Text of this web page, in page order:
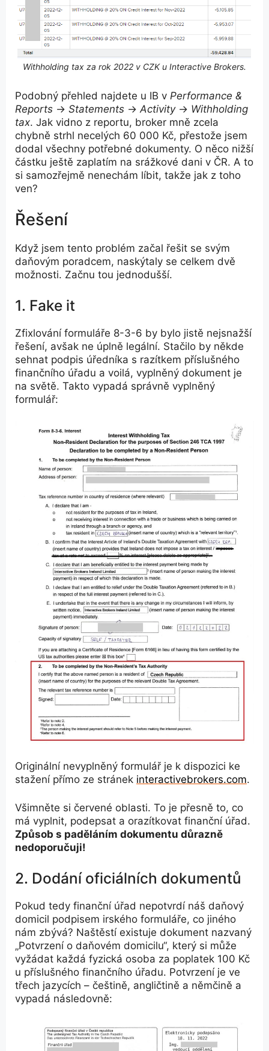
Withholding tax za rok 2022 v CZK u Interactive Brokers.
Podobný přehled najdete u IB v Performance &
Reports → Statements → Activity→ Withholding
tax. Jak vidno z reportu, broker mně zcela
chybně strhl necelých 60 000 Kč, přestože jsem
dodal všechny potřebné dokumenty. O něco nižší
částku ještě zaplatím na srážkové dani v ČR. A to
si samozřejmě nenechám líbit, takže jak z toho
ven?
Řešení
Když jsem tento problém začal řešit se svým
daňovým poradcem, naskýtaly se celkem dvě
možnosti. Začnu tou jednodušší.
1. Fake it
Zfixlování formuláře 8-3-6 by bylo jistě nejsnažší
řešení, avšak ne úplně legální. Stačilo by někde
sehnat podpis úředníka s razítkem příslušného
finančního úřadu a voilá, vyplněný dokument je
na světě. Takto vypadá správně vyplněný
formulář:
Originální nevyplněný formulář je k dispozici ke
stažení přímo ze stránek interactivebrokers.com.
Všimněte si červené oblasti. To je přesně to, co
má vyplnit, podepsat a orazítkovat finanční úřad.
Způsob s paděláním dokumentu důrazně
nedoporučuji!
2. Dodání oficiálních dokumentů
Pokud tedy finanční úřad nepotvrdí náš daňový
domicil podpisem irského formuláře, co jiného
nám zbývá? Naštěstí existuje dokument nazvaný
„Potvrzení o daňovém domicilu“, který si může
vyžádat každá fyzická osoba za poplatek 100 Kč
u příslušného finančního úřadu. Potvrzení je ve
třech jazycích – češtině, angličtině a němčině a
vypadá následovně: